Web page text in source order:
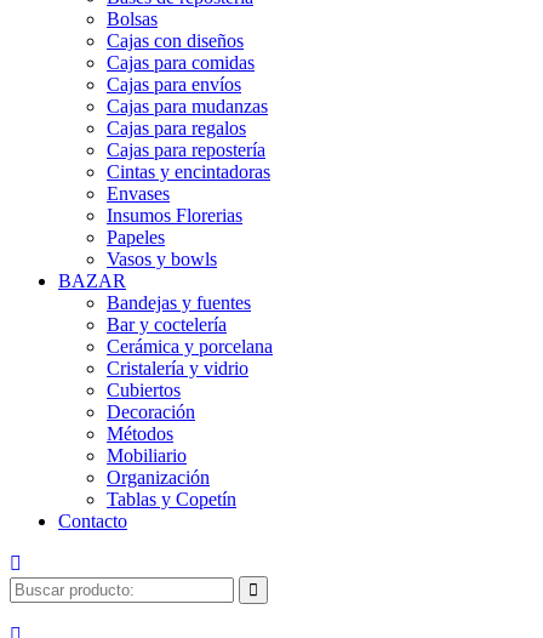
Bolsas
Cajas con diseños
Cajas para comidas
Cajas para envíos
Cajas para mudanzas
Cajas para regalos
Cajas para repostería
Cintas y encintadoras
Envases
Insumos Florerias
Papeles
Vasos y bowls
BAZAR
Bandejas y fuentes
Bar y coctelería
Cerámica y porcelana
Cristalería y vidrio
Cubiertos
Decoración
Métodos
Mobiliario
Organización
Tablas y Copetín
Contacto